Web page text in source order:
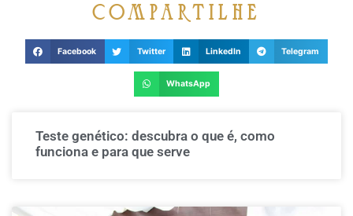
compartilhe
Facebook Twitter LinkedIn Telegram
WhatsApp
Teste genético: descubra o que é, como
funciona e para que serve